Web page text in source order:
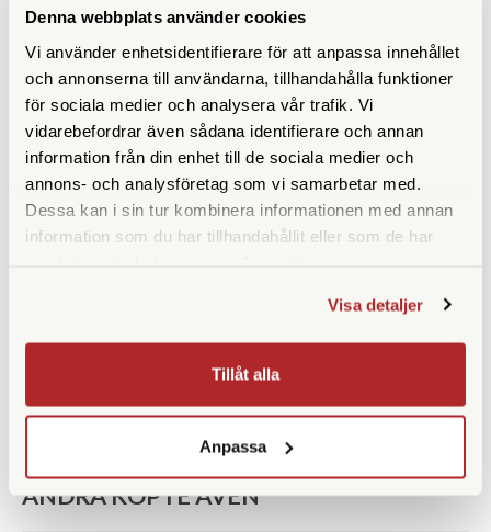
Denna webbplats använder cookies
Vi använder enhetsidentifierare för att anpassa innehållet
och annonserna till användarna, tillhandahålla funktioner
för sociala medier och analysera vår trafik. Vi
vidarebefordrar även sådana identifierare och annan
information från din enhet till de sociala medier och
annons- och analysföretag som vi samarbetar med.
Dessa kan i sin tur kombinera informationen med annan
information som du har tillhandahållit eller som de har
Visa detaljer
Tillåt alla
Anpassa
Vridbara ögonmusslor
Vikt (g) 680
Höjd (mm) 150
Djup (mm) 54
Väska | Okularskydd |
Läderrem
ANDRA KÖPTE ÄVEN